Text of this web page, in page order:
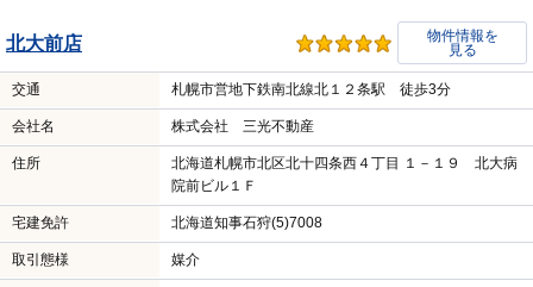
北大前店
物件情報を
見る
交通 札幌市営地下鉄南北線北１２条駅 徒歩3分
会社名 株式会社 三光不動産
住所
北海道札幌市北区北十四条西４丁目 １－１９ 北大病
院前ビル１Ｆ
宅建免許 北海道知事石狩(5)7008
取引態様 媒介